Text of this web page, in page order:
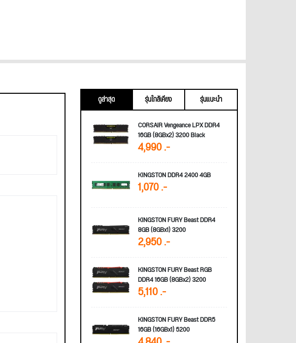
ดูล่าสุด รุ่นใกล้เคียง
รุ่นแนะนำ
CORSAIR Vengeance LPX DDR4
16GB (8GBx2) 3200 Black
4,990 .-
KINGSTON DDR4 2400 4GB
1,070 .-
KINGSTON FURY Beast DDR4
8GB (8GBx1) 3200
2,950 .-
KINGSTON FURY Beast RGB
DDR4 16GB (8GBx2) 3200
5,110 .-
KINGSTON FURY Beast DDR5
16GB (16GBx1) 5200